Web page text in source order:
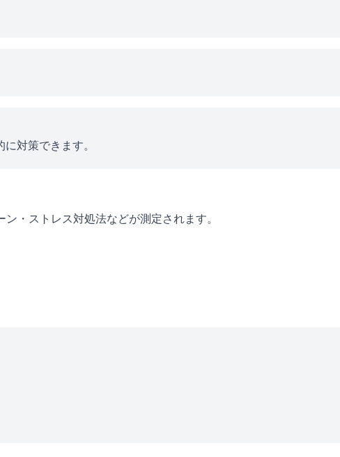
対策できます。
・ストレス対処法などが測定されます。